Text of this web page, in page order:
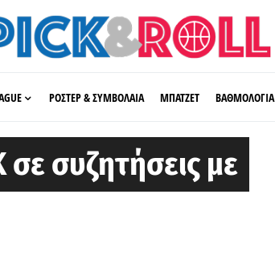
ΡΟΣΤΕΡ & ΣΥΜΒΟΛΑΙΑ ΜΠΑΤΖΕΤ ΒΑΘΜΟΛΟΓΙΑ
συζητήσεις με